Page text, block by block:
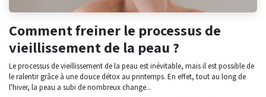
Comment freiner le processus de
vieillissement de la peau ?
Le processus de vieillissement de la peau est inévitable, mais il est possible de
le ralentir grâce à une douce détox au printemps. En effet, tout au long de
l'hiver, la peau a subi de nombreux change...